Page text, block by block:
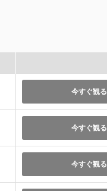
今すぐ観る
今すぐ観る
今すぐ観る